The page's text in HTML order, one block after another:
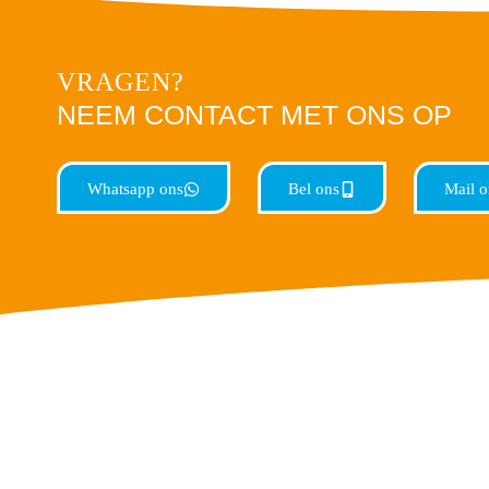
VRAGEN?
NEEM CONTACT MET ONS OP
Whatsapp ons Bel ons Mail